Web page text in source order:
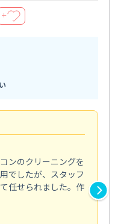
＋
ンのクリーニングを
でしたが、スタッフ
任せられました。作